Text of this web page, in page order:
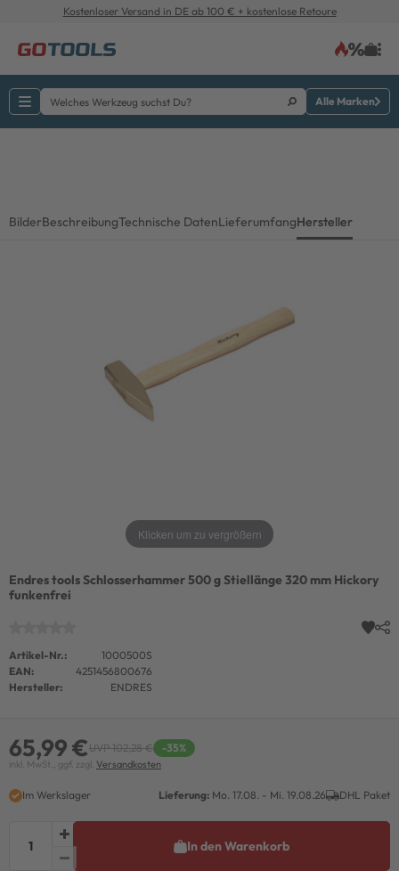
Kostenloser Versand in DE ab 100 € + kostenlose Retoure
Alle Marken
BilderBeschreibungTechnische DatenLieferumfangHersteller
Klicken um zu vergrößern
Endres tools Schlosserhammer 500 g Stiellänge 320 mm Hickory
funkenfrei
Artikel-Nr.:
1000500S
EAN:
4251456800676
Hersteller:
ENDRES
65,99 €UVP 102,28 € -35%
inkl. MwSt., ggf. zzgl. Versandkosten
Im Werkslager Lieferung: Mo. 17.08. - Mi. 19.08.26 DHL Paket
In den Warenkorb